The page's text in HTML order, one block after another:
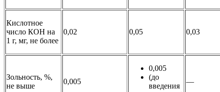
Кислотное
число КОН на
1 г, мг, не более
0,02 0,05 0,03
Зольность, %,
не выше
0,005
0,005
(до
введения
—